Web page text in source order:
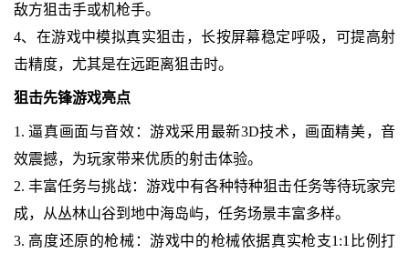
敌方狙击手或机枪手。
4、在游戏中模拟真实狙击，长按屏幕稳定呼吸，可提高射
击精度，尤其是在远距离狙击时。
狙击先锋游戏亮点
1. 逼真画面与音效：游戏采用最新3D技术，画面精美，音
效震撼，为玩家带来优质的射击体验。
2. 丰富任务与挑战：游戏中有各种特种狙击任务等待玩家完
成，从丛林山谷到地中海岛屿，任务场景丰富多样。
3. 高度还原的枪械：游戏中的枪械依据真实枪支1:1比例打